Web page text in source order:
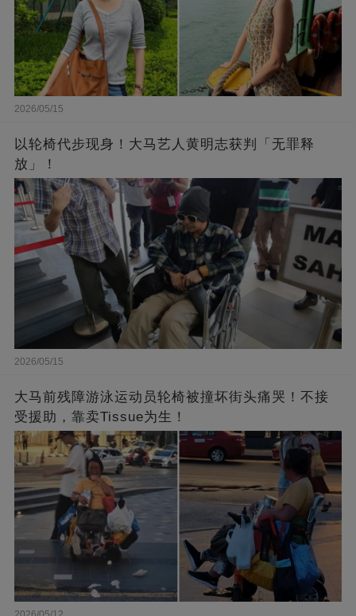
2026/05/15
以轮椅代步现身！大马艺人黄明志获判「无罪释
放」！
2026/05/15
大马前残障游泳运动员轮椅被撞坏街头痛哭！不接
受援助，靠卖Tissue为生！